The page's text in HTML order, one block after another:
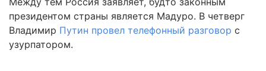
президентом страны является Мадуро. В четверг
Владимир Путин провел телефонный разговор с
узурпатором.